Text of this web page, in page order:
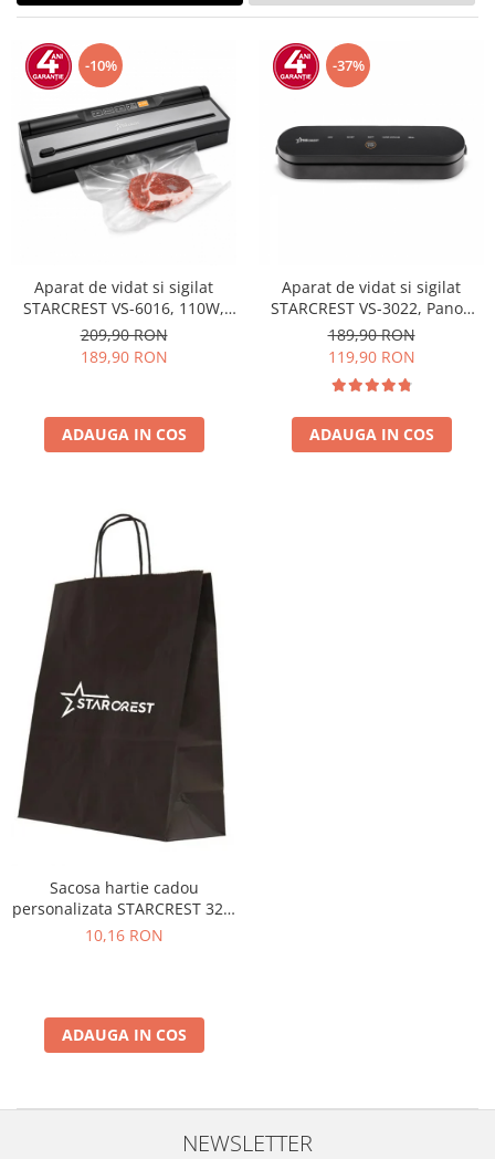
-10%
Aparat de vidat si sigilat
STARCREST VS-6016, 110W,
Touch Control, 5 Functii,
Furtun de vidare caserole,
Cutter incorporat, Negru/Inox
209,90 RON
189,90 RON
ADAUGA IN COS
-37%
Aparat de vidat si sigilat
STARCREST VS-3022, Panou
comanda Touch , Vidare
umed/uscata, 5 Functii, Ideal
pentru alimente sensibile,
Cutter incorporat, 10 Pungi
incluse, Negru
189,90 RON
119,90 RON
ADAUGA IN COS
Sacosa hartie cadou
personalizata STARCREST 32 x
12 x 41 cm
10,16 RON
ADAUGA IN COS
NEWSLETTER